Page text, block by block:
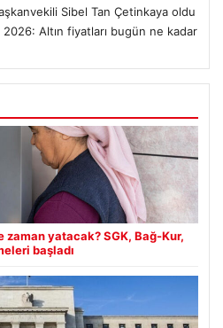
Sibel Tan Çetinkaya oldu
2026: Altın fiyatları bugün ne kadar
zaman yatacak? SGK, Bağ-Kur,
başladı